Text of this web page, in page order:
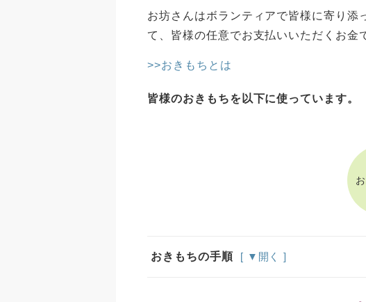
お坊さんはボランティアで皆様に寄り
て、皆様の任意でお支払いいただくお金
>>おきもちとは
皆様のおきもちを以下に使っています。
おきもちの手順 [ ▼開く ]